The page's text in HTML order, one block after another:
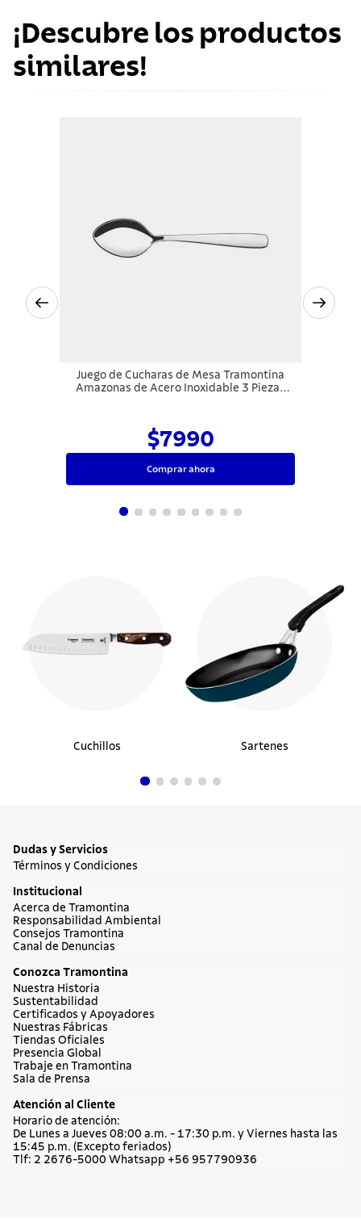
¡Descubre los productos
similares!
Juego de Cucharas de Mesa Tramontina
Amazonas de Acero Inoxidable 3 Piezas
$7990
Comprar ahora
Cuchillos Sartenes
Dudas y Servicios
Términos y Condiciones
Institucional
Acerca de Tramontina
Responsabilidad Ambiental
Consejos Tramontina
Canal de Denuncias
Conozca Tramontina
Nuestra Historia
Sustentabilidad
Certificados y Apoyadores
Nuestras Fábricas
Tiendas Oficiales
Presencia Global
Trabaje en Tramontina
Sala de Prensa
Atención al Cliente
Horario de atención:
De Lunes a Jueves 08:00 a.m. - 17:30 p.m. y Viernes hasta las
15:45 p.m. (Excepto feriados)
Tlf: 2 2676-5000 Whatsapp +56 957790936